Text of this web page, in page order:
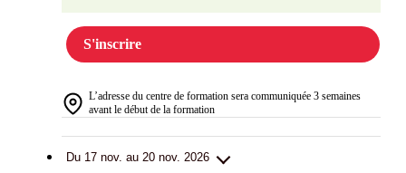
S'inscrire
L’adresse du centre de formation sera communiquée 3 semaines
avant le début de la formation
Du 17 nov. au 20 nov. 2026